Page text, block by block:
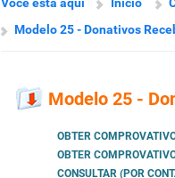
Modelo 25 - Donativos
Modelo 25 -
OBTER
OBTER
CONSULTAR (POR